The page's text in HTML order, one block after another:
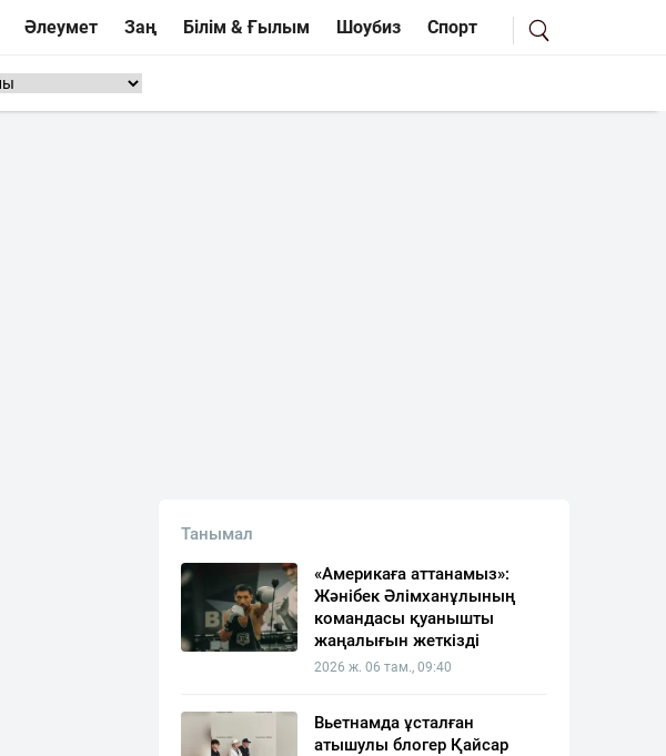
Әлеумет Заң Білім & Ғылым Шоубиз Спорт
Танымал
«Америкаға аттанамыз»:
Жәнібек Әлімханұлының
командасы қуанышты
жаңалығын жеткізді
2026 ж. 06 там., 09:40
Вьетнамда ұсталған
атышулы блогер Қайсар